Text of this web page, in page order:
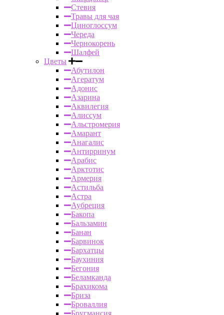
Стевия
Травы для чая
Циноглоссум
Череда
Чернокорень
Шалфей
Цветы
Абутилон
Агератум
Адонис
Азарина
Аквилегия
Алиссум
Альстромерия
Амарант
Анагалис
Антирринум
Арабис
Арктотис
Армерия
Астильба
Астра
Аубреция
Бакопа
Бальзамин
Банан
Барвинок
Бархатцы
Баухиния
Бегония
Беламканда
Брахикома
Бриза
Броваллия
Бругмансия